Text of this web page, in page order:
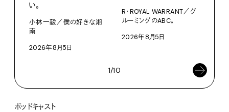
い。
小林一毅／僕の好きな湘
南
2026年8月5日
R・ROYAL WARRANT／グ
ルーミングのABC。
2026年8月5日
1/10
ポッドキャスト